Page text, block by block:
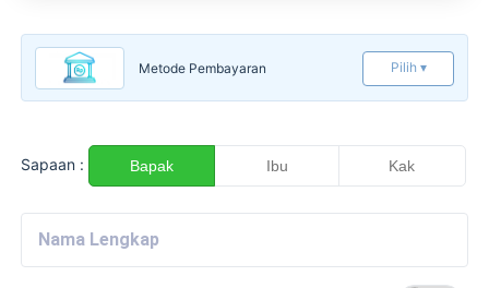
Metode Pembayaran Pilih ▾
Sapaan : Bapak Ibu Kak